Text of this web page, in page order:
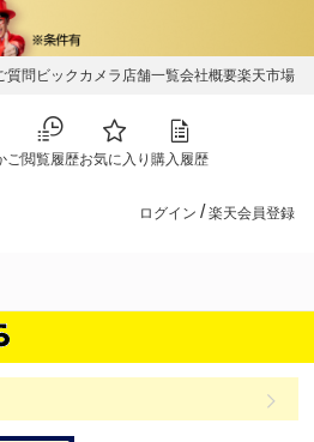
質問 ビックカメラ店舗一覧会社概要楽天市場
ご閲覧履歴お気に入り 購入履歴
ログイン / 楽天会員登録